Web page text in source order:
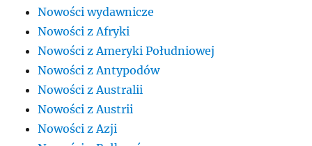
Nowości wydawnicze
Nowości z Afryki
Nowości z Ameryki Południowej
Nowości z Antypodów
Nowości z Australii
Nowości z Austrii
Nowości z Azji